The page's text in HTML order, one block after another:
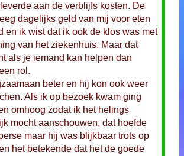
aan de verblijfs kosten. De
dagelijks geld van mij voor eten
en ik wist dat ik ook de klos was met
van het ziekenhuis. Maar dat
als je iemand kan helpen dan
rol.
beter en hij kon ook weer
Als ik op bezoek kwam ging
omhoog zodat ik het helings
mocht aanschouwen, dat hoefde
maar hij was blijkbaar trots op
het betekende dat het de goede